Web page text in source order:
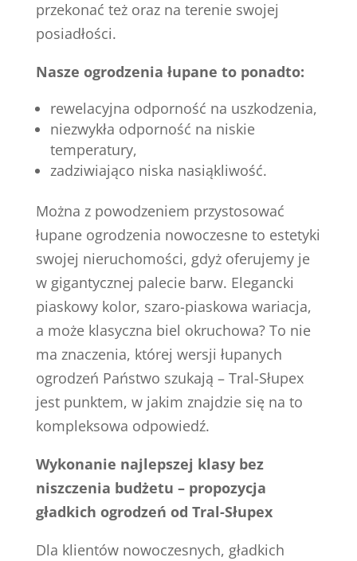
przekonać też oraz na terenie swojej
posiadłości.
Nasze ogrodzenia łupane to ponadto:
rewelacyjna odporność na uszkodzenia,
niezwykła odporność na niskie
temperatury,
zadziwiająco niska nasiąkliwość.
Można z powodzeniem przystosować
łupane ogrodzenia nowoczesne to estetyki
swojej nieruchomości, gdyż oferujemy je
w gigantycznej palecie barw. Elegancki
piaskowy kolor, szaro-piaskowa wariacja,
a może klasyczna biel okruchowa? To nie
ma znaczenia, której wersji łupanych
ogrodzeń Państwo szukają – Tral-Słupex
jest punktem, w jakim znajdzie się na to
kompleksowa odpowiedź.
Wykonanie najlepszej klasy bez
niszczenia budżetu – propozycja
gładkich ogrodzeń od Tral-Słupex
Dla klientów nowoczesnych, gładkich